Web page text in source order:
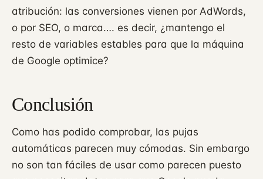
atribución: las conversiones vienen por AdWords,
o por SEO, o marca…. es decir, ¿mantengo el
resto de variables estables para que la máquina
de Google optimice?
Conclusión
Como has podido comprobar, las pujas
automáticas parecen muy cómodas. Sin embargo
no son tan fáciles de usar como parecen puesto